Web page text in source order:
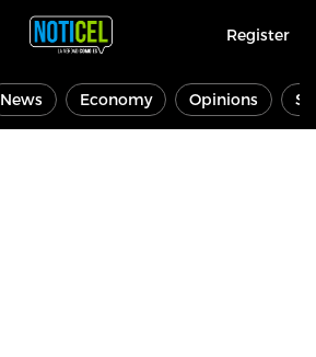
Register
News Economy Opinions